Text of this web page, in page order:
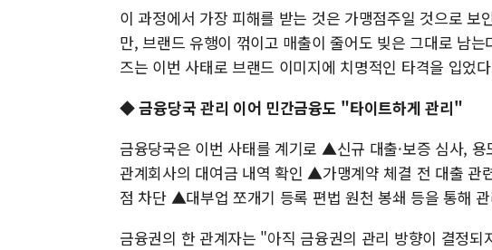
이 과정에서 가장 피해를 받는 것은 가맹점주일 것으로 보
만, 브랜드 유행이 꺾이고 매출이 줄어도 빚은 그대로 남
즈는 이번 사태로 브랜드 이미지에 치명적인 타격을 입었
◆ 금융당국 관리 이어 민간금융도 "타이트하게 관리"
금융당국은 이번 사태를 계기로 ▲신규 대출·보증 심사,
관계회사의 대여금 내역 확인 ▲가맹계약 체결 전 대출
점 차단 ▲대부업 쪼개기 등록 편법 원천 봉쇄 등을 통해
금융권의 한 관계자는 "아직 금융권의 관리 방향이 결정